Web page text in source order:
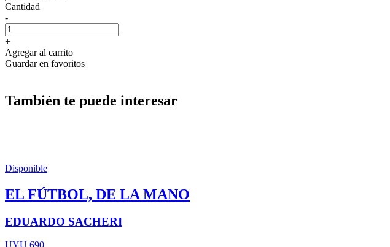
Cantidad
-
+
Agregar al carrito
Guardar en favoritos
También te puede interesar
Disponible
EL FÚTBOL, DE LA MANO
EDUARDO SACHERI